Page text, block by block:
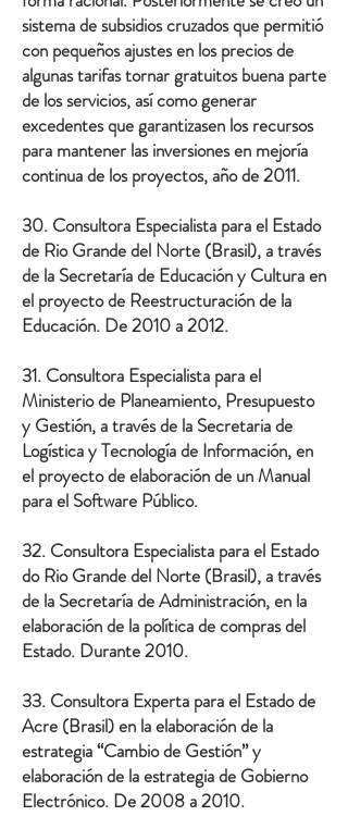
sistema de subsidios cruzados que permitió
con pequeños ajustes en los precios de
algunas tarifas tornar gratuitos buena parte
de los servicios, así como generar
excedentes que garantizasen los recursos
para mantener las inversiones en mejoría
continua de los proyectos, año de 2011.
30. Consultora Especialista para el Estado
de Rio Grande del Norte (Brasil), a través
de la Secretaría de Educación y Cultura en
el proyecto de Reestructuración de la
Educación. De 2010 a 2012.
31. Consultora Especialista para el
Ministerio de Planeamiento, Presupuesto
y Gestión, a través de la Secretaria de
Logística y Tecnología de Información, en
el proyecto de elaboración de un Manual
para el Software Público.
32. Consultora Especialista para el Estado
do Rio Grande del Norte (Brasil), a través
de la Secretaría de Administración, en la
elaboración de la política de compras del
Estado. Durante 2010.
33. Consultora Experta para el Estado de
Acre (Brasil) en la elaboración de la
estrategia “Cambio de Gestión” y
elaboración de la estrategia de Gobierno
Electrónico. De 2008 a 2010.